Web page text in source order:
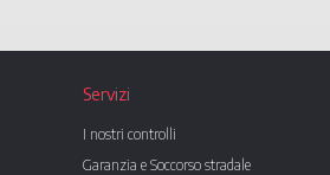
Servizi
I nostri controlli
Garanzia e Soccorso stradale